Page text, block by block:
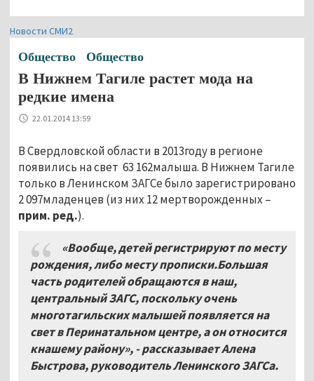
Новости СМИ2
Общество Общество
В Нижнем Тагиле растет мода на
редкие имена
22.01.2014 13:59
В Свердловской области в 2013году в регионе
появились на свет 63 162малыша. В Нижнем Тагиле
только в Ленинском ЗАГСе было зарегистрировано
2 097младенцев (из них 12 мертворожденных –
прим. ред.).
«Вообще, детей регистрируют по месту
рождения, либо месту прописки.Большая
часть родителей обращаются в наш,
центральный ЗАГС, поскольку очень
многотагильских малышей появляется на
свет в Перинатальном центре, а он относится
кнашему району», - рассказывает Алена
Быстрова, руководитель Ленинского ЗАГСа.